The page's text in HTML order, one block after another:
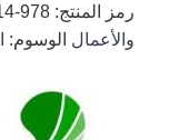
رمز المنتج: 978-614-420-328-6
والأعمال الوسوم: